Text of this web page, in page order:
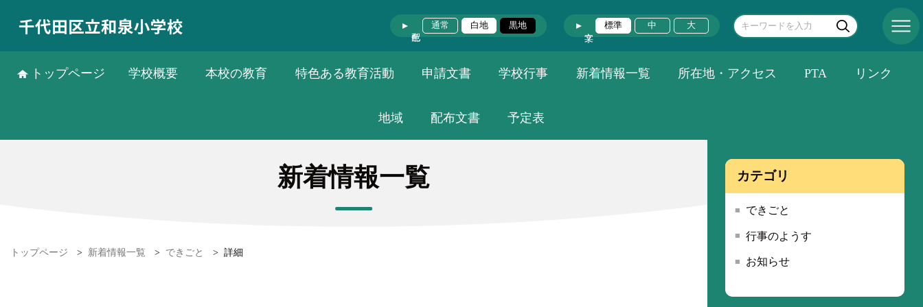
千代田区立和泉小学校 通常 白地 黒地 標準 中 大
トップページ 学校概要 本校の教育 特色ある教育活動 申請文書 学校行事 新着情報一覧 所在地・アクセス PTA リンク
地域 配布文書 予定表
新着情報一覧
トップページ > 新着情報一覧 > できごと > 詳細
カテゴリ
できごと
行事のようす
お知らせ